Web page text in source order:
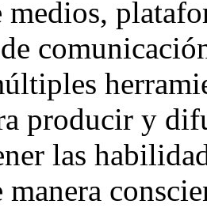
medios,
producir y
las
manera